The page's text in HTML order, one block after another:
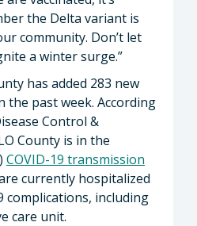
the Delta variant is
community. Don’t let
a winter surge.”
has added 283 new
the past week. According
Control &
County is in the
COVID-19 transmission
currently hospitalized
complications, including
care unit.